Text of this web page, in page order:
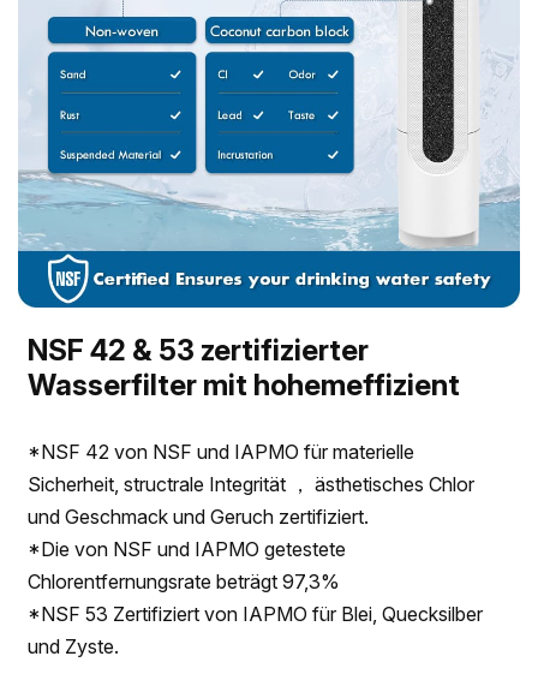
NSF 42 & 53 zertifizierter
Wasserfilter mit hohemeffizient
*NSF 42 von NSF und IAPMO für materielle
Sicherheit, structrale Integrität ， ästhetisches Chlor
und Geschmack und Geruch zertifiziert.
*Die von NSF und IAPMO getestete
Chlorentfernungsrate beträgt 97,3%
*NSF 53 Zertifiziert von IAPMO für Blei, Quecksilber
und Zyste.